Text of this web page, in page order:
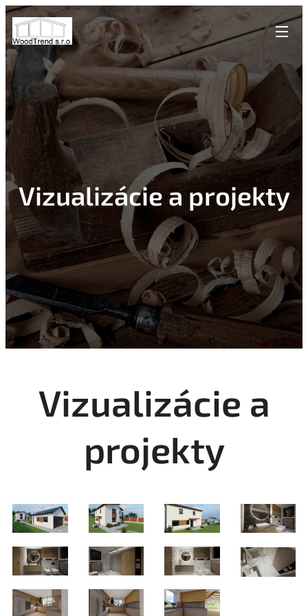
Vizualizácie a projekty
Vizualizácie a
projekty